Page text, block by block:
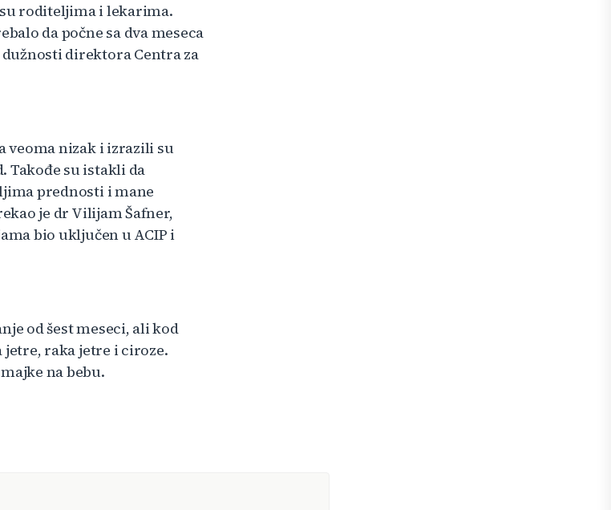
roditeljima i lekarima.
da počne sa dva meseca
direktora Centra za
veoma nizak i izrazili su
Takođe su istakli da
prednosti i mane
je dr Vilijam Šafner,
bio uključen u ACIP i
od šest meseci, ali kod
jetre, raka jetre i ciroze.
na bebu.